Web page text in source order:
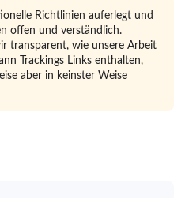
Richtlinien auferlegt und
offen und verständlich.
transparent, wie unsere Arbeit
Trackings Links enthalten,
aber in keinster Weise